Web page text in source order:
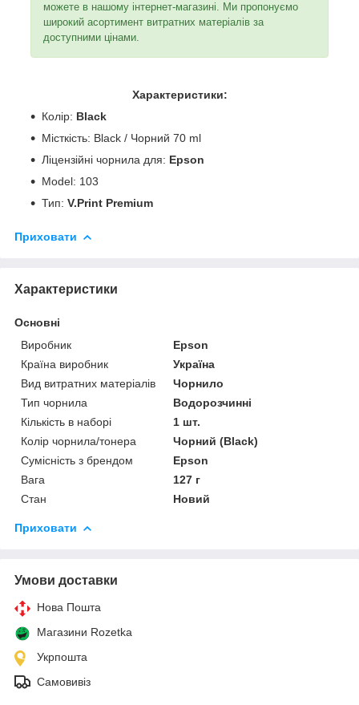
можете в нашому інтернет-магазині. Ми пропонуємо
широкий асортимент витратних матеріалів за
доступними цінами.
Характеристики:
Колір: Black
Місткість: Black / Чорний 70 ml
Ліцензійні чорнила для: Epson
Model: 103
Тип: V.Print Premium
Приховати
Характеристики
Основні
Виробник
Epson
Країна виробник
Україна
Вид витратних матеріалів
Чорнило
Тип чорнила
Водорозчинні
Кількість в наборі
1 шт.
Колір чорнила/тонера
Чорний (Black)
Сумісність з брендом
Epson
Вага
127 г
Стан
Новий
Приховати
Умови доставки
Нова Пошта
Магазини Rozetka
Укрпошта
Самовивіз